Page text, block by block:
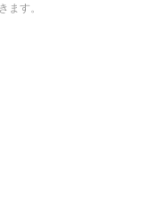
ます。